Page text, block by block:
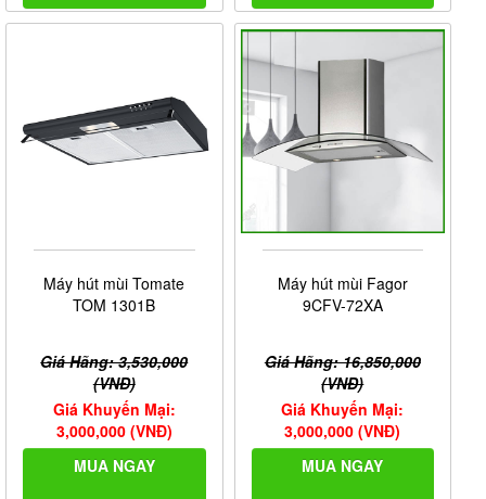
Máy hút mùi Tomate
TOM 1301B
Giá Hãng: 3,530,000
(VNĐ)
Giá Khuyến Mại:
3,000,000 (VNĐ)
MUA NGAY
Máy hút mùi Fagor
9CFV-72XA
Giá Hãng: 16,850,000
(VNĐ)
Giá Khuyến Mại:
3,000,000 (VNĐ)
MUA NGAY